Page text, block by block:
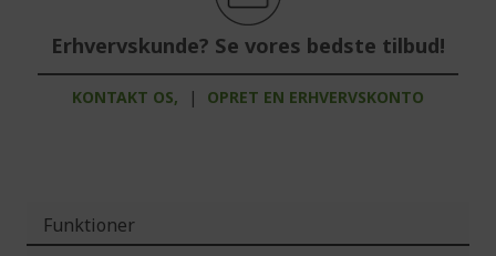
Erhvervskunde? Se vores bedste tilbud!
KONTAKT OS, | OPRET EN ERHVERVSKONTO
Funktioner